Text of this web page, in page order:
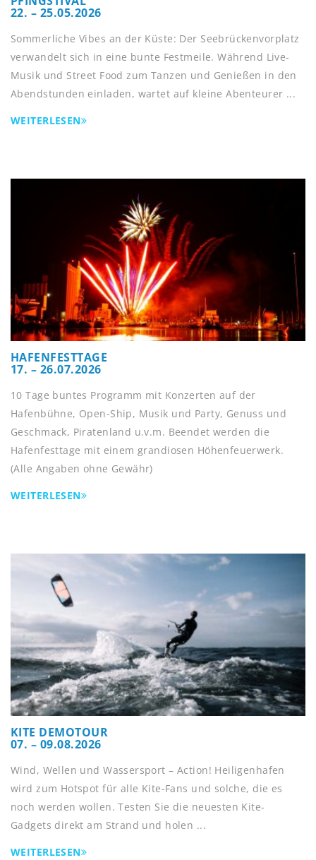
22. – 25.05.2026
Sommerliche Vibes an der Küste: Der Seebrückenvorplatz
verwandelt sich in eine bunte Festmeile. Während Live-
Musik und Street Food zum Tanzen und Genießen in den
Abendstunden einladen, wartet auf kleine Abenteurer ...
WEITERLESEN
HAFENFESTTAGE
17. – 26.07.2026
10 Tage buntes Programm mit Konzerten auf der
Hafenbühne, Open-Ship, Musik und Party, Genuss und
Geschmack, Piratenland u.v.m. Beendet werden die
Hafenfesttage mit einem grandiosen Höhenfeuerwerk.
(Alle Angaben ohne Gewähr)
WEITERLESEN
KITE DEMOTOUR
07. – 09.08.2026
Wind, Wellen und Wassersport – ­Action! Heiligenhafen
wird zum Hotspot für alle Kite-­Fans und solche, die es
noch werden wollen. Testen Sie die neuesten Kite-
Gadgets direkt am Strand und holen ...
WEITERLESEN